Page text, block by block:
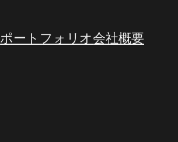
ポートフォリオ会社概要